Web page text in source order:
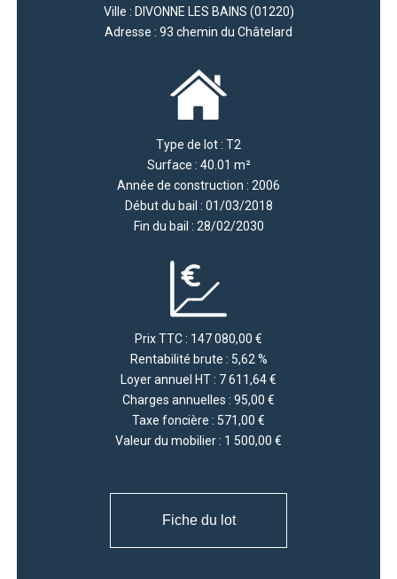
Ville : DIVONNE LES BAINS (01220)
Adresse : 93 chemin du Châtelard
Type de lot : T2
Surface : 40.01 m²
Année de construction : 2006
Début du bail : 01/03/2018
Fin du bail : 28/02/2030
Prix TTC : 147 080,00 €
Rentabilité brute : 5,62 %
Loyer annuel HT : 7 611,64 €
Charges annuelles : 95,00 €
Taxe foncière : 571,00 €
Valeur du mobilier : 1 500,00 €